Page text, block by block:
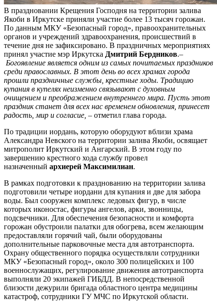
В праздновании Крещения Господня на территории залива
Якоби в Иркутске приняли участие более 13 тысяч горожан.
По данным МКУ «Безопасный город», правоохранительных
органов и учреждений здравоохранения, происшествий в
течение дня не зафиксировано. В праздничных мероприятиях
принял участие мэр Иркутска Дмитрий Бердников.–
Богоявление является одним из самых почитаемых праздников
среди православных. В этот день во всех храмах города
прошли праздничные службы, крестные ходы. Традицию
купания в купелях неизменно связывают с духовным
очищением и преображением внутреннего мира. Пусть этот
праздник станет для всех нас временем обновления, принесет
радость, мир и согласие, – отметил глава города.
По традиции иордань, которую оборудуют вблизи храма
Александра Невского на территории залива Якоби, освящает
митрополит Иркутский и Ангарский. В этом году по
завершению крестного хода службу провел
назначенный архиерей Максимилиан.
В рамках подготовки к празднованию на территории залива
подготовили четыре иордани для купания и две для забора
воды. Был сооружен комплекс ледовых фигур, в числе
которых иконостас, фигуры ангелов, арки, звонницы,
подсвечники. Для обеспечения безопасности и комфорта
горожан обустроили палатки для обогрева, всем желающим
предоставляли горячий чай, были оборудованы
дополнительные парковочные места для автотранспорта.
Охрану общественного порядка осуществляли сотрудники
МКУ «Безопасный город», около 300 полицейских и 100
военнослужащих, регулирование движения автотранспорта
выполняли 20 экипажей ГИБДД. В непосредственной
близости дежурили бригада областного центра медицины
катастроф, сотрудники ГУ МЧС по Иркутской области.